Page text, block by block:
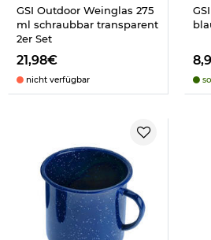
GSI Outdoor Weinglas 275
ml schraubbar transparent
2er Set
21,98€
nicht verfügbar